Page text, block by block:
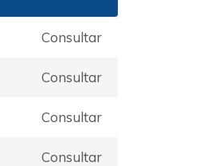
Consultar
Consultar
Consultar
Consultar